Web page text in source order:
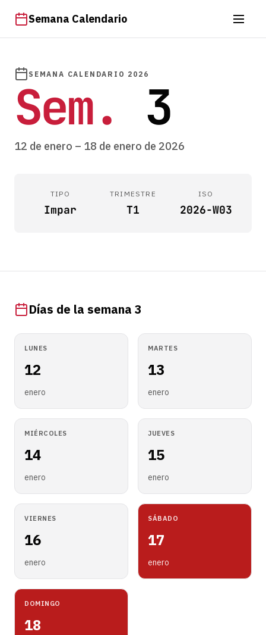
Semana Calendario
SEMANA CALENDARIO 2026
Sem. 3
12 de enero – 18 de enero de 2026
TIPO
Impar
TRIMESTRE
T1
ISO
2026-W03
Días de la semana 3
LUNES
12
enero
MARTES
13
enero
MIÉRCOLES
14
enero
JUEVES
15
enero
VIERNES
16
enero
SÁBADO
17
enero
DOMINGO
18